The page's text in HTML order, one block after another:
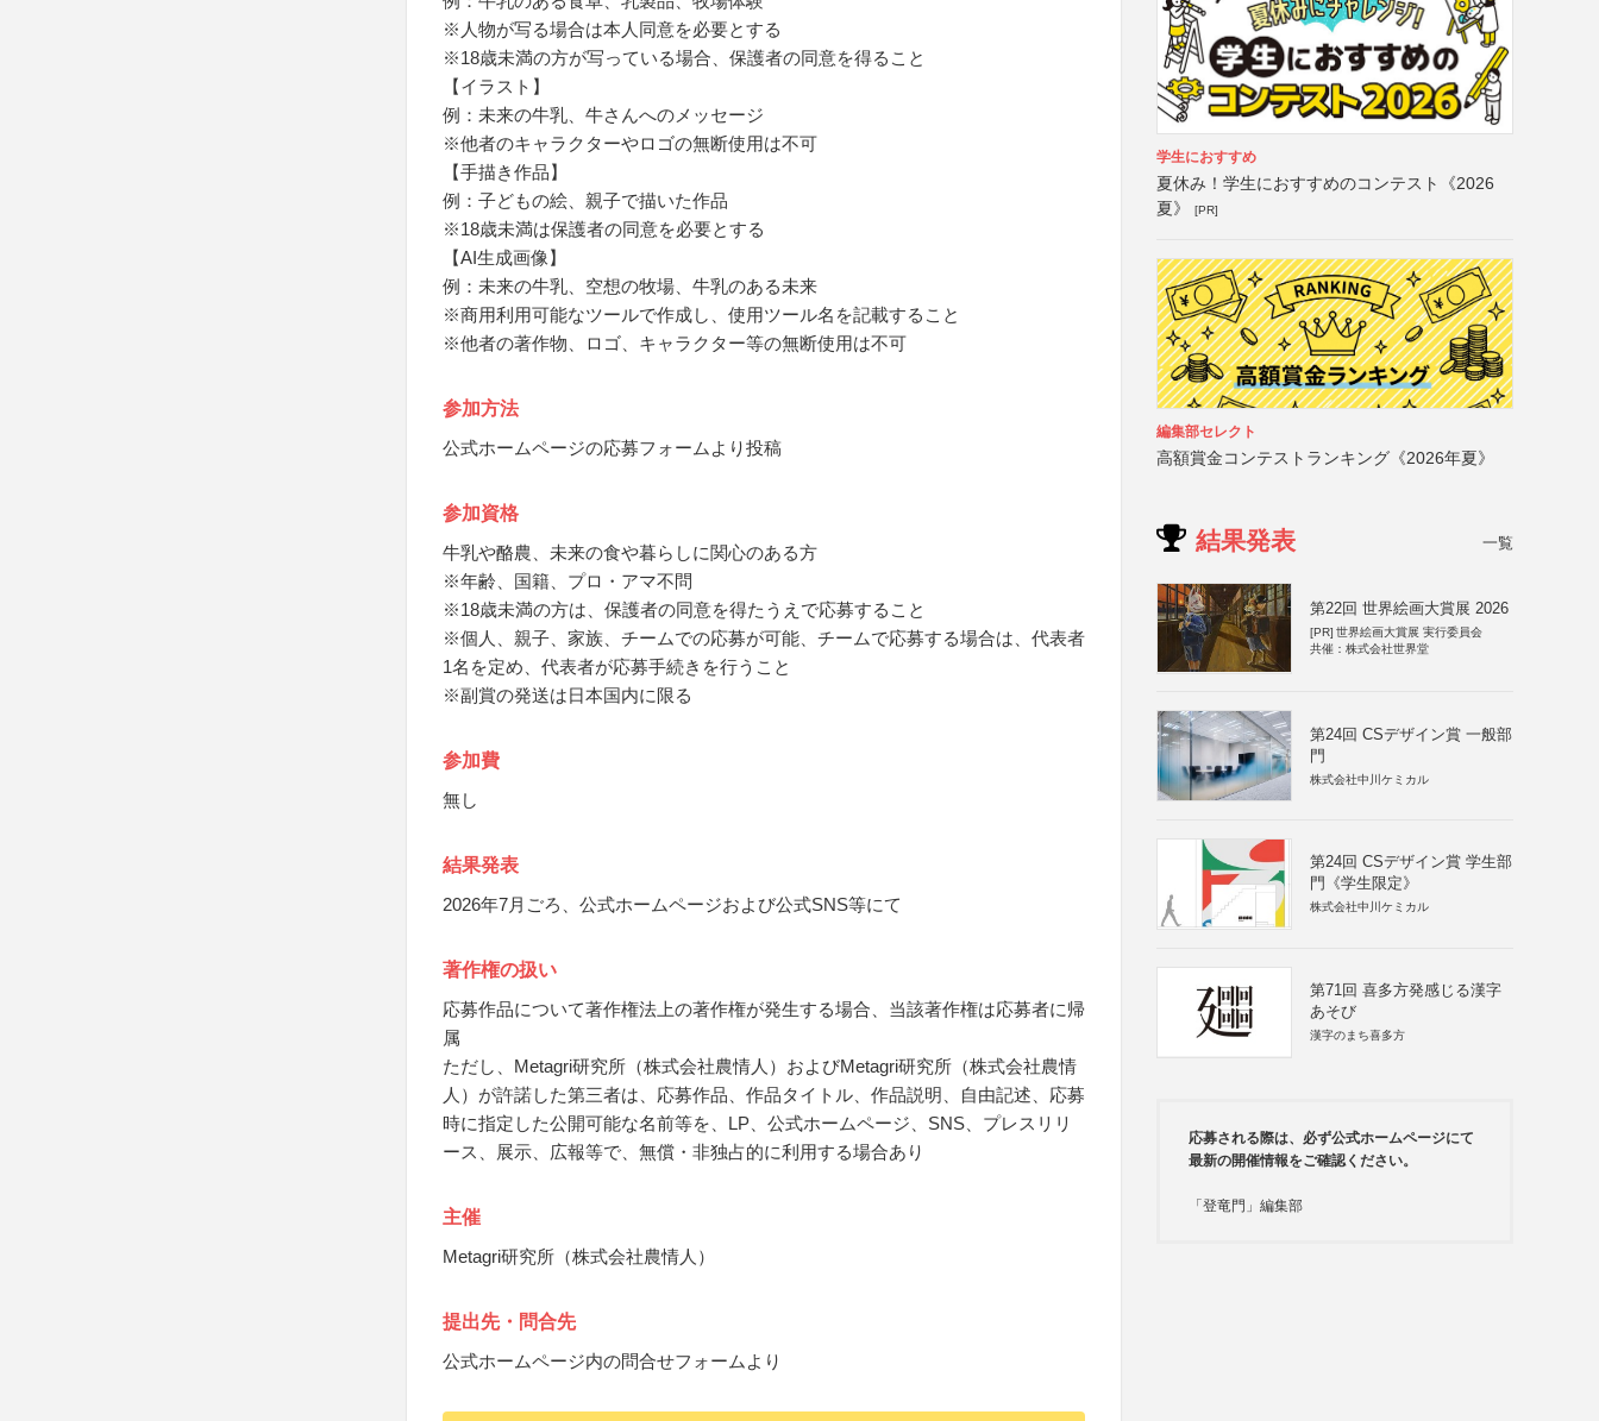
※人物が写る場合は本人同意を必要とする
※18歳未満の方が写っている場合、保護者の同意を得ること
【イラスト】
例：未来の牛乳、牛さんへのメッセージ
※他者のキャラクターやロゴの無断使用は不可
【手描き作品】
例：子どもの絵、親子で描いた作品
※18歳未満は保護者の同意を必要とする
【AI生成画像】
例：未来の牛乳、空想の牧場、牛乳のある未来
※商用利用可能なツールで作成し、使用ツール名を記載すること
※他者の著作物、ロゴ、キャラクター等の無断使用は不可
参加方法
公式ホームページの応募フォームより投稿
参加資格
牛乳や酪農、未来の食や暮らしに関心のある方
※年齢、国籍、プロ・アマ不問
※18歳未満の方は、保護者の同意を得たうえで応募すること
※個人、親子、家族、チームでの応募が可能、チームで応募する場合は、代表者
1名を定め、代表者が応募手続きを行うこと
※副賞の発送は日本国内に限る
参加費
無し
結果発表
2026年7月ごろ、公式ホームページおよび公式SNS等にて
著作権の扱い
応募作品について著作権法上の著作権が発生する場合、当該著作権は応募者に帰
属
ただし、Metagri研究所（株式会社農情人）およびMetagri研究所（株式会社農情
人）が許諾した第三者は、応募作品、作品タイトル、作品説明、自由記述、応募
時に指定した公開可能な名前等を、LP、公式ホームページ、SNS、プレスリリ
ース、展示、広報等で、無償・非独占的に利用する場合あり
主催
Metagri研究所（株式会社農情人）
提出先・問合先
公式ホームページ内の問合せフォームより
学生におすすめ
夏休み！学生におすすめのコンテスト《2026
夏》
[PR]
編集部セレクト
高額賞金コンテストランキング《2026年夏》
結果発表 一覧
第22回 世界絵画大賞展 2026
[PR] 世界絵画大賞展 実行委員会
共催：株式会社世界堂
第24回 CSデザイン賞 一般部
門
株式会社中川ケミカル
第24回 CSデザイン賞 学生部
門《学生限定》
株式会社中川ケミカル
第71回 喜多方発感じる漢字
あそび
漢字のまち喜多方
応募される際は、必ず公式ホームページにて
最新の開催情報をご確認ください。
「登竜門」編集部